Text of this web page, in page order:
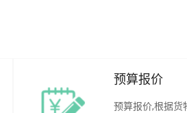
预算报价
预算报价,根据货